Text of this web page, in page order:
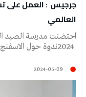
‬العالمي
‬2024‭ ‬ندوة‭ ‬حول‭ ‬الاسفنج‭ ‬موروث‭…
2024-05-09